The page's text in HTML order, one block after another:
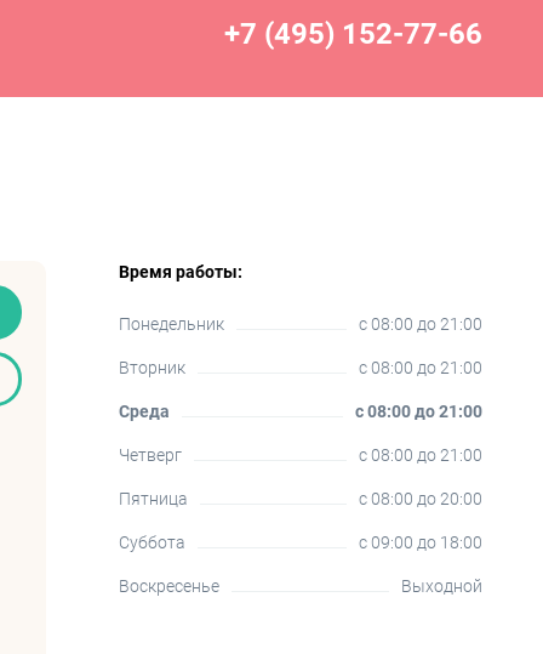
+7 (495) 152-77-66
Время работы:
Понедельник c 08:00 до 21:00
Вторник c 08:00 до 21:00
Среда c 08:00 до 21:00
Четверг c 08:00 до 21:00
Пятница c 08:00 до 20:00
Суббота c 09:00 до 18:00
Воскресенье Выходной